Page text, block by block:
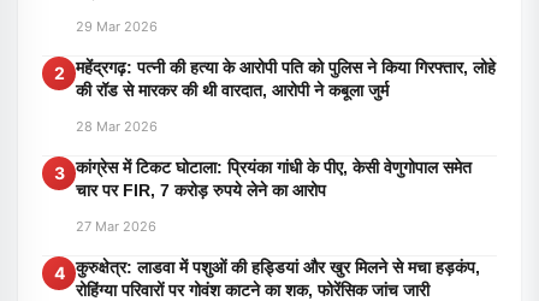
29 Mar 2026
2
महेंद्रगढ़: पत्नी की हत्या के आरोपी पति को पुलिस ने किया गिरफ्तार, लोहे
की रॉड से मारकर की थी वारदात, आरोपी ने कबूला जुर्म
28 Mar 2026
3 कांग्रेस में टिकट घोटाला: प्रियंका गांधी के पीए, केसी वेणुगोपाल समेत
चार पर FIR, 7 करोड़ रुपये लेने का आरोप
27 Mar 2026
4 कुरुक्षेत्र: लाडवा में पशुओं की हड्डियां और खुर मिलने से मचा हड़कंप,
रोहिंग्या परिवारों पर गोवंश काटने का शक, फोरेंसिक जांच जारी